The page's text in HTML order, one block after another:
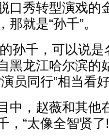
口秀转型演戏的
就是“孙千”。
千，可以说是
黑龙江哈尔滨的
员同行”相当看
，赵薇和其他
，“太像全智贤了